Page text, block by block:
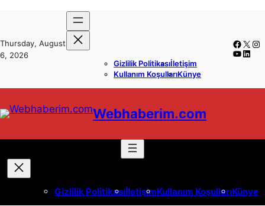
content
Thursday, August
6, 2026
Gizlilik Politikasıİletişim
Kullanım KoşullarıKünye
X
Webhaberim.com
Gizlilik PolitikasıİletişimKullanım KoşullarıKünye